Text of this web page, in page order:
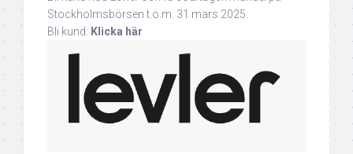
Stockholmsbörsen t.o.m. 31 mars 2025.
Bli kund: Klicka här